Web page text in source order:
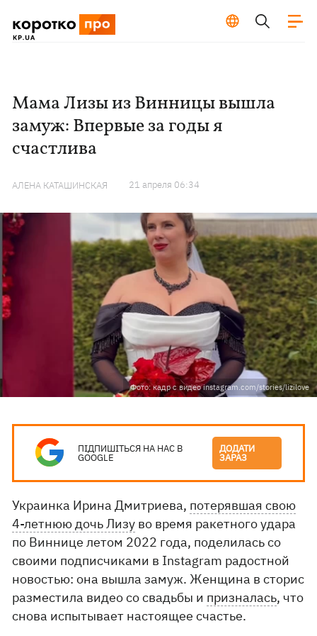
Мама Лизы из Винницы вышла
замуж: Впервые за годы я
счастлива
АЛЕНА КАТАШИНСКАЯ 21 апреля 06:34
Фото: кадр с видео instagram.com/stories/lizilove
ПІДПИШІТЬСЯ НА НАС В
GOOGLE
ДОДАТИ
ЗАРАЗ
Украинка Ирина Дмитриева, потерявшая свою
4-летнюю дочь Лизу во время ракетного удара
по Виннице летом 2022 года, поделилась со
своими подписчиками в Instagram радостной
новостью: она вышла замуж. Женщина в сторис
разместила видео со свадьбы и призналась, что
снова испытывает настоящее счастье.